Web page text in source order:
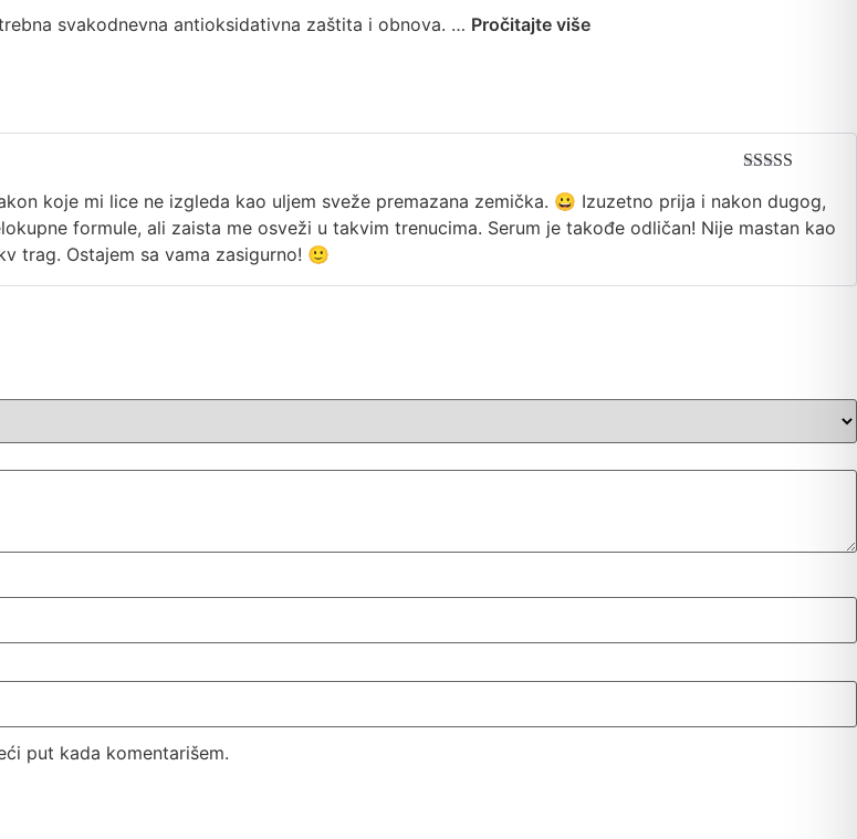
svakodnevna antioksidativna zaštita i obnova. … Pročitajte više
5od 5
koje mi lice ne izgleda kao uljem sveže premazana zemička. 😀 Izuzetno prija i nakon dugog,
formule, ali zaista me osveži u takvim trenucima. Serum je takođe odličan! Nije mastan kao
trag. Ostajem sa vama zasigurno! 🙂
put kada komentarišem.